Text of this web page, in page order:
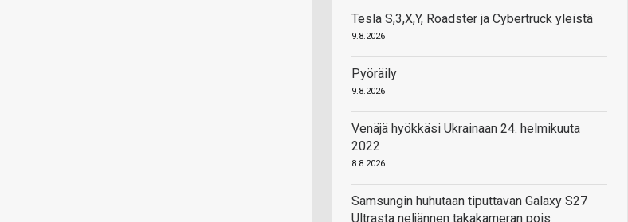
Tesla S,3,X,Y, Roadster ja Cybertruck yleistä
9.8.2026
Pyöräily
9.8.2026
Venäjä hyökkäsi Ukrainaan 24. helmikuuta
2022
8.8.2026
Samsungin huhutaan tiputtavan Galaxy S27
Ultrasta neljännen takakameran pois